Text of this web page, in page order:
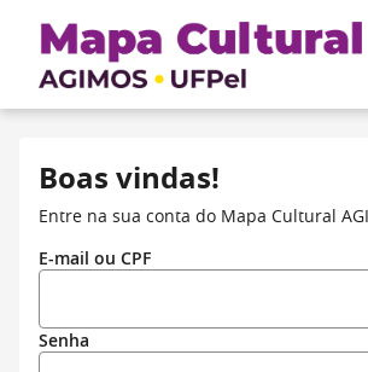
Boas vindas!
Entre na sua conta do Mapa Cultural
E-mail ou CPF
Senha